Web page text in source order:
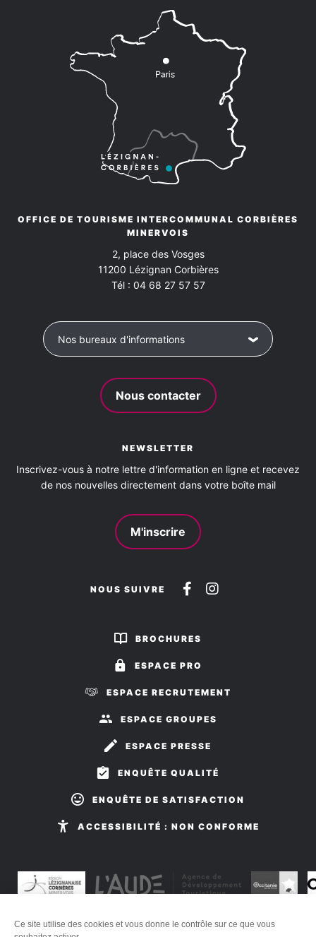
Ce site utilise des cookies et vous donne le contrôle sur ce que vous
OFFICE DE TOURISME INTERCOMMUNAL CORBIÈRES
MINERVOIS
2, place des Vosges
11200 Lézignan Corbières
Tél : 04 68 27 57 57
Nos bureaux d'informations
Nous contacter
NEWSLETTER
Inscrivez-vous à notre lettre d'information en ligne et recevez
de nos nouvelles directement dans votre boîte mail
M'inscrire
NOUS SUIVRE
Suivez-
sur
Suivez-
BROCHURES
ESPACE PRO
ESPACE RECRUTEMENT
ESPACE GROUPES
ESPACE PRESSE
ENQUÊTE QUALITÉ
ENQUÊTE DE SATISFACTION
ACCESSIBILITÉ : NON CONFORME